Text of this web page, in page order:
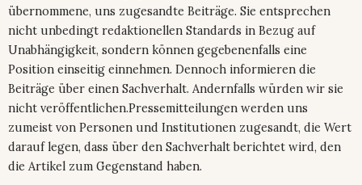
übernommene, uns zugesandte Beiträge. Sie entsprechen
nicht unbedingt redaktionellen Standards in Bezug auf
Unabhängigkeit, sondern können gegebenenfalls eine
Position einseitig einnehmen. Dennoch informieren die
Beiträge über einen Sachverhalt. Andernfalls würden wir sie
nicht veröffentlichen.Pressemitteilungen werden uns
zumeist von Personen und Institutionen zugesandt, die Wert
darauf legen, dass über den Sachverhalt berichtet wird, den
die Artikel zum Gegenstand haben.